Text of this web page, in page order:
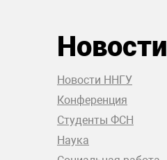
Новости
Новости ННГУ
Конференция
Студенты ФСН
Наука